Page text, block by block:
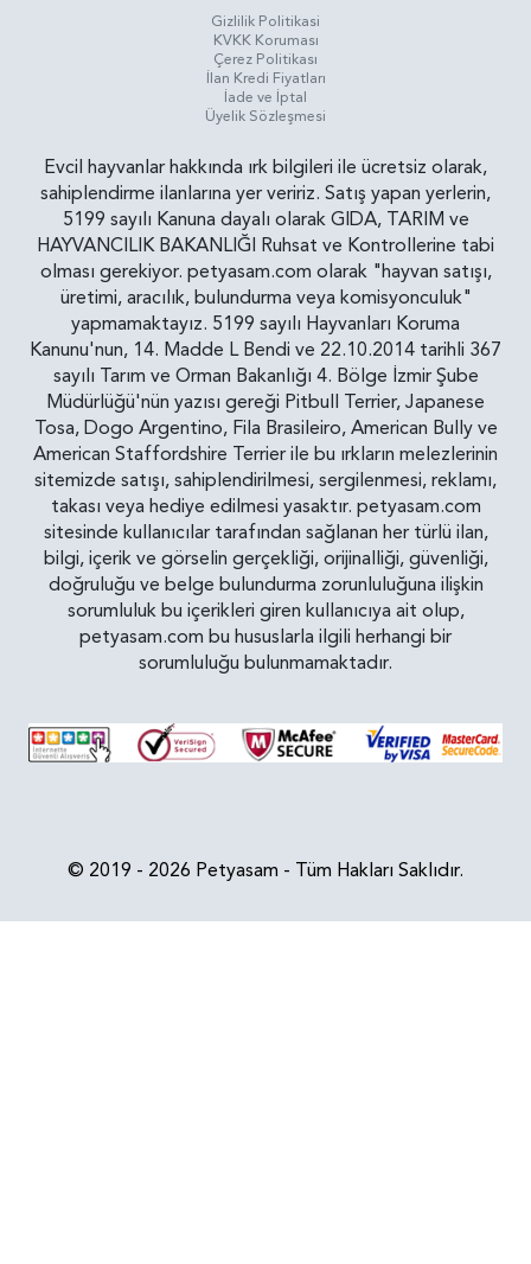
Gizlilik Politikasi
KVKK Koruması
Çerez Politikası
İlan Kredi Fiyatları
İade ve İptal
Üyelik Sözleşmesi
Evcil hayvanlar hakkında ırk bilgileri ile ücretsiz olarak,
sahiplendirme ilanlarına yer veririz. Satış yapan yerlerin,
5199 sayılı Kanuna dayalı olarak GIDA, TARIM ve
HAYVANCILIK BAKANLIĞI Ruhsat ve Kontrollerine tabi
olması gerekiyor. petyasam.com olarak "hayvan satışı,
üretimi, aracılık, bulundurma veya komisyonculuk"
yapmamaktayız. 5199 sayılı Hayvanları Koruma
Kanunu'nun, 14. Madde L Bendi ve 22.10.2014 tarihli 367
sayılı Tarım ve Orman Bakanlığı 4. Bölge İzmir Şube
Müdürlüğü'nün yazısı gereği Pitbull Terrier, Japanese
Tosa, Dogo Argentino, Fila Brasileiro, American Bully ve
American Staffordshire Terrier ile bu ırkların melezlerinin
sitemizde satışı, sahiplendirilmesi, sergilenmesi, reklamı,
takası veya hediye edilmesi yasaktır. petyasam.com
sitesinde kullanıcılar tarafından sağlanan her türlü ilan,
bilgi, içerik ve görselin gerçekliği, orijinalliği, güvenliği,
doğruluğu ve belge bulundurma zorunluluğuna ilişkin
sorumluluk bu içerikleri giren kullanıcıya ait olup,
petyasam.com bu hususlarla ilgili herhangi bir
sorumluluğu bulunmamaktadır.
© 2019 - 2026 Petyasam - Tüm Hakları Saklıdır.